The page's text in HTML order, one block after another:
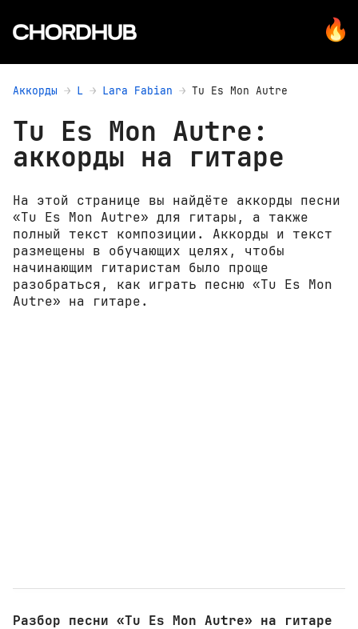
Аккорды L Lara Fabian Tu Es Mon Autre
Tu Es Mon Autre:
аккорды на гитаре
На этой странице вы найдёте аккорды песни
«Tu Es Mon Autre» для гитары, а также
полный текст композиции. Аккорды и текст
размещены в обучающих целях, чтобы
начинающим гитаристам было проще
разобраться, как играть песню «Tu Es Mon
Autre» на гитаре.
Разбор песни «Tu Es Mon Autre» на гитаре